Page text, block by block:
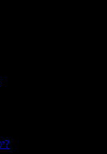
האם Google Docs יכול להקריא לי טקסט?